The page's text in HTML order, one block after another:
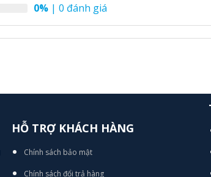
0% | 0 đánh giá
HỖ TRỢ KHÁCH HÀNG
Chính sách bảo mật
Chính sách đổi trả hàng